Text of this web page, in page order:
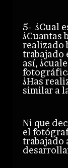
5- ¿Cual
¿Cuantas
realizado
trabajado
así,
¿Has
similar a
Ni que
el
trabajado